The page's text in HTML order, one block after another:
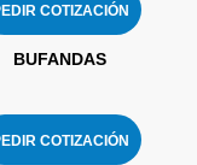
COTIZACIÓN
BUFANDAS
COTIZACIÓN